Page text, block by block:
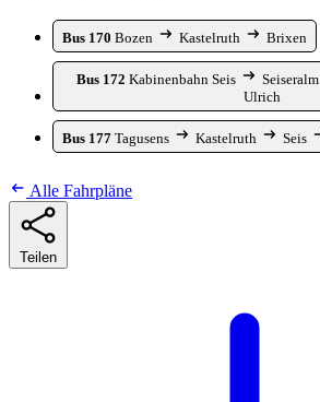
Bus 170 Bozen Kastelruth Brixen
Bus 172 Kabinenbahn Seis Seiseralm
Ulrich
Bus 177 Tagusens Kastelruth Seis
Alle Fahrpläne
Teilen